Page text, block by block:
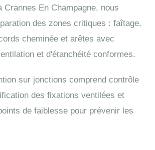
Crannes En Champagne, nous
des zones critiques : faîtage,
cheminée et arêtes avec
et d'étanchéité conformes.
sur jonctions comprend contrôle
des fixations ventilées et
de faiblesse pour prévenir les